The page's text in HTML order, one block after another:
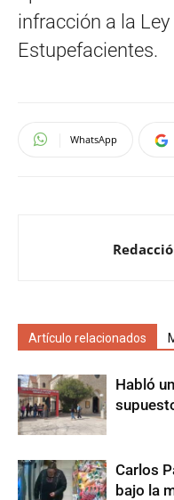
infracción a la
Estupefacientes.
WhatsApp
Artículo relacionados
Habló
Carlos
bajo la